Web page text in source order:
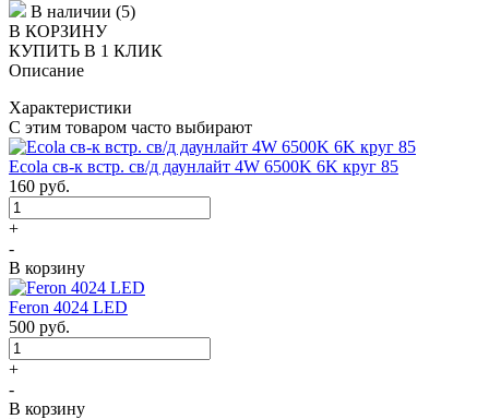
В наличии (5)
В КОРЗИНУ
КУПИТЬ В 1 КЛИК
Описание
Характеристики
С этим товаром часто выбирают
Ecola св-к встр. св/д даунлайт 4W 6500K 6K круг 85
160 руб.
+
-
В корзину
Feron 4024 LED
500 руб.
+
-
В корзину